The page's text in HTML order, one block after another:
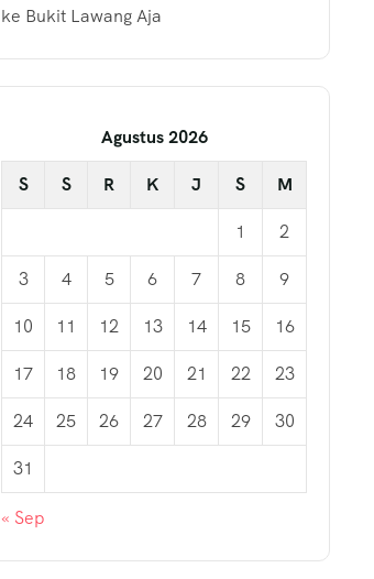
ke Bukit Lawang Aja
Agustus 2026
S S R K J S M
1 2
3 4 5 6 7 8 9
10 11 12 13 14 15 16
17 18 19 20 21 22 23
24 25 26 27 28 29 30
31
« Sep